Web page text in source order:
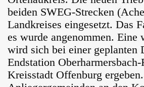
beiden SWEG-Strecken
Landkreises eingesetzt. Das
es wurde angenommen. Eine
wird sich bei einer geplanten
Endstation
Kreisstadt Offenburg